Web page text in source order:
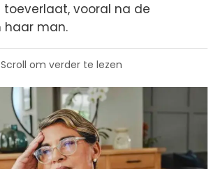
vooral na de
haar man.
Scroll om verder te lezen